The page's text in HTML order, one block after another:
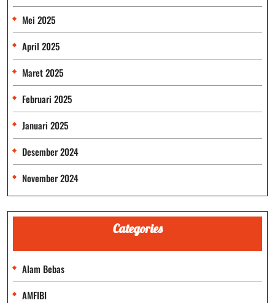
Mei 2025
April 2025
Maret 2025
Februari 2025
Januari 2025
Desember 2024
November 2024
Categories
Alam Bebas
AMFIBI